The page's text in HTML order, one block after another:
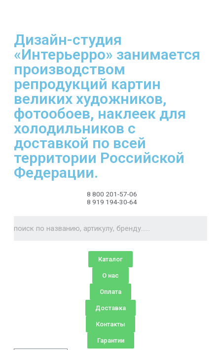
Дизайн-студия
«Интерьерро» занимается
производством
репродукций картин
великих художников,
фотообоев, наклеек для
холодильников с
доставкой по всей
территории Российской
Федерации.
8 800 201-57-06
8 919 194-30-64
Каталог
О нас
Оплата
Доставка
Контакты
Гарантии